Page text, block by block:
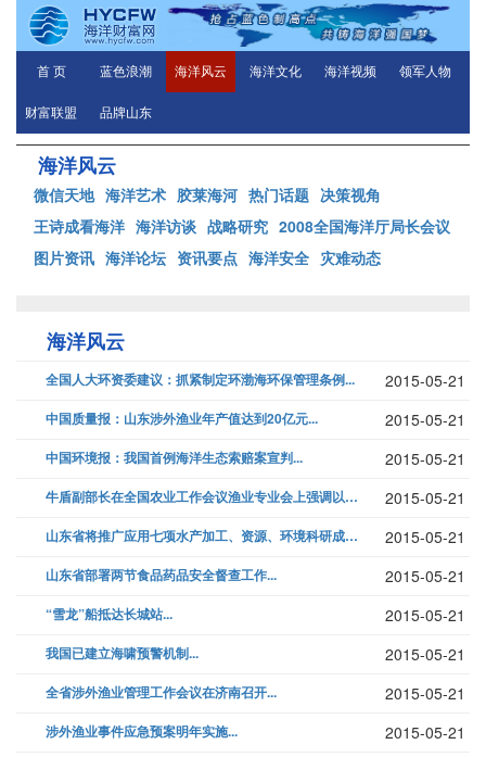
首 页 蓝色浪潮 海洋风云 海洋文化 海洋视频 领军人物
财富联盟 品牌山东
海洋风云
微信天地 海洋艺术 胶莱海河 热门话题 决策视角
王诗成看海洋 海洋访谈 战略研究 2008全国海洋厅局长会议
图片资讯 海洋论坛 资讯要点 海洋安全 灾难动态
海洋风云
全国人大环资委建议：抓紧制定环渤海环保管理条例... 2015-05-21
中国质量报：山东涉外渔业年产值达到20亿元... 2015-05-21
中国环境报：我国首例海洋生态索赔案宣判... 2015-05-21
牛盾副部长在全国农业工作会议渔业专业会上强调以科学发展观统领渔业发展全... 2015-05-21
山东省将推广应用七项水产加工、资源、环境科研成果... 2015-05-21
山东省部署两节食品药品安全督查工作... 2015-05-21
“雪龙”船抵达长城站... 2015-05-21
我国已建立海啸预警机制... 2015-05-21
全省涉外渔业管理工作会议在济南召开... 2015-05-21
涉外渔业事件应急预案明年实施... 2015-05-21